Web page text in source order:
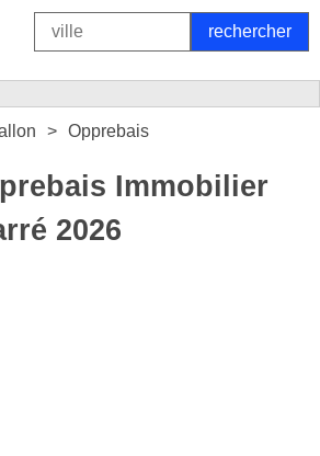
Opprebais
Immobilier
2026